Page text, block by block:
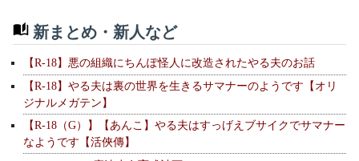
新まとめ・新人など
【R-18】悪の組織にちんぽ怪人に改造されたやる夫のお話
【R-18】やる夫は裏の世界を生きるサマナーのようです【オリ
ジナルメガテン】
【R-18（G）】【あんこ】やる夫はすっげえブサイクでサマナー
なようです【活俠傳】